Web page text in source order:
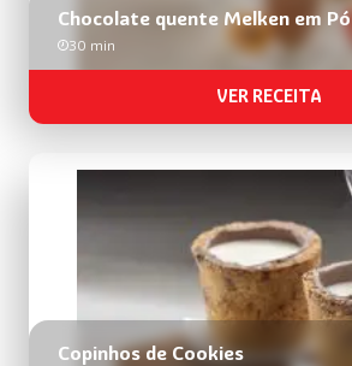
Chocolate quente Melken em Pó​​​
30 min
VER RECEITA
Copinhos de Cookies